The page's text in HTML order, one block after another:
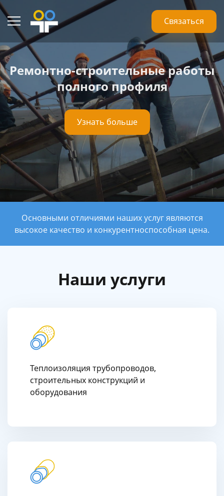
Связаться
Ремонтно-строительные работы
полного профиля
Узнать больше
Основными отличиями наших услуг являются
высокое качество и конкурентноспособная цена.
Наши услуги
Теплоизоляция трубопроводов,
строительных конструкций и
оборудования